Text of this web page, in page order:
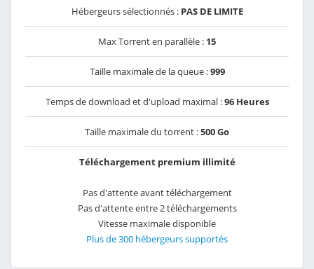
Hébergeurs sélectionnés : PAS DE LIMITE
Max Torrent en parallèle : 15
Taille maximale de la queue :999
Temps de download et d'upload maximal :96 Heures
Taille maximale du torrent :500 Go
Téléchargement premium illimité
Pas d'attente avant téléchargement
Pas d'attente entre 2 téléchargements
Vitesse maximale disponible
Plus de 300 hébergeurs supportés